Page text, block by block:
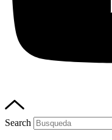
Search